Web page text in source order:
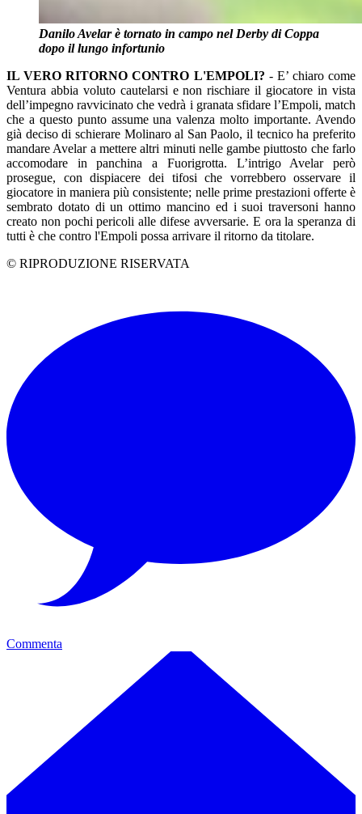
Danilo Avelar è tornato in campo nel Derby di Coppa
dopo il lungo infortunio
IL VERO RITORNO CONTRO L'EMPOLI? - E’ chiaro come
Ventura abbia voluto cautelarsi e non rischiare il giocatore in vista
dell’impegno ravvicinato che vedrà i granata sfidare l’Empoli, match
che a questo punto assume una valenza molto importante. Avendo
già deciso di schierare Molinaro al San Paolo, il tecnico ha preferito
mandare Avelar a mettere altri minuti nelle gambe piuttosto che farlo
accomodare in panchina a Fuorigrotta. L’intrigo Avelar però
prosegue, con dispiacere dei tifosi che vorrebbero osservare il
giocatore in maniera più consistente; nelle prime prestazioni offerte è
sembrato dotato di un ottimo mancino ed i suoi traversoni hanno
creato non pochi pericoli alle difese avversarie. E ora la speranza di
tutti è che contro l'Empoli possa arrivare il ritorno da titolare.
© RIPRODUZIONE RISERVATA
Commenta